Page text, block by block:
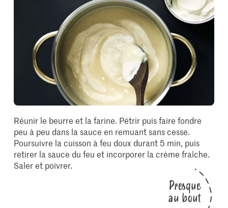
Réunir le beurre et la farine. Pétrir puis faire fondre
peu à peu dans la sauce en remuant sans cesse.
Poursuivre la cuisson à feu doux durant 5 min, puis
retirer la sauce du feu et incorporer la crème fraîche.
Saler et poivrer.
Presque
au bout